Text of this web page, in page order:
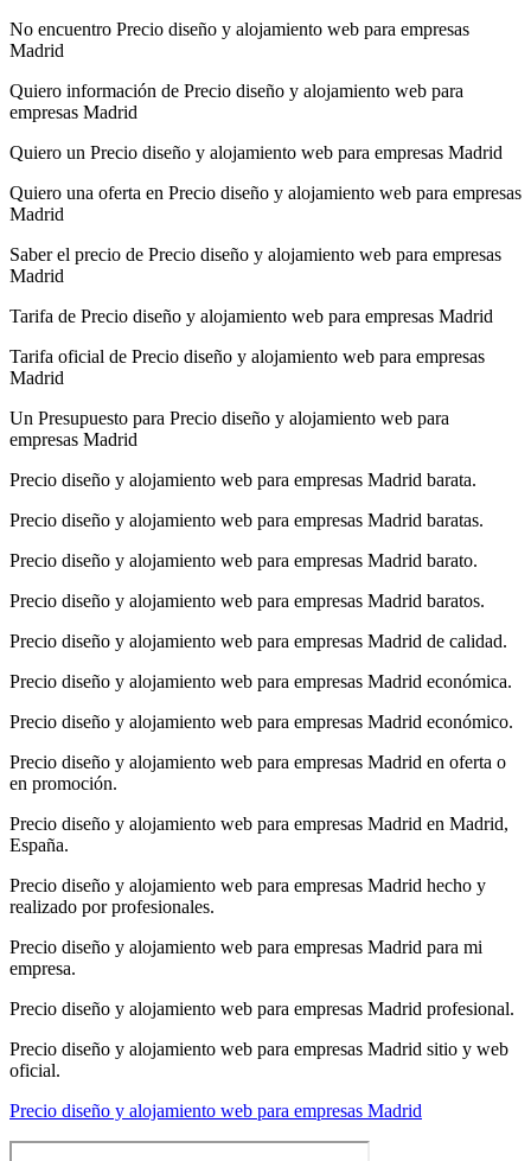
No encuentro Precio diseño y alojamiento web para empresas
Madrid
Quiero información de Precio diseño y alojamiento web para
empresas Madrid
Quiero un Precio diseño y alojamiento web para empresas Madrid
Quiero una oferta en Precio diseño y alojamiento web para empresas
Madrid
Saber el precio de Precio diseño y alojamiento web para empresas
Madrid
Tarifa de Precio diseño y alojamiento web para empresas Madrid
Tarifa oficial de Precio diseño y alojamiento web para empresas
Madrid
Un Presupuesto para Precio diseño y alojamiento web para
empresas Madrid
Precio diseño y alojamiento web para empresas Madrid barata.
Precio diseño y alojamiento web para empresas Madrid baratas.
Precio diseño y alojamiento web para empresas Madrid barato.
Precio diseño y alojamiento web para empresas Madrid baratos.
Precio diseño y alojamiento web para empresas Madrid de calidad.
Precio diseño y alojamiento web para empresas Madrid económica.
Precio diseño y alojamiento web para empresas Madrid económico.
Precio diseño y alojamiento web para empresas Madrid en oferta o
en promoción.
Precio diseño y alojamiento web para empresas Madrid en Madrid,
España.
Precio diseño y alojamiento web para empresas Madrid hecho y
realizado por profesionales.
Precio diseño y alojamiento web para empresas Madrid para mi
empresa.
Precio diseño y alojamiento web para empresas Madrid profesional.
Precio diseño y alojamiento web para empresas Madrid sitio y web
oficial.
Precio diseño y alojamiento web para empresas Madrid